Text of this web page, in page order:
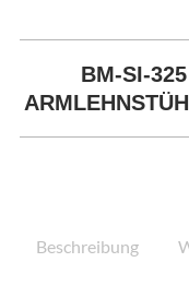
BM-SI-
Beschreibung